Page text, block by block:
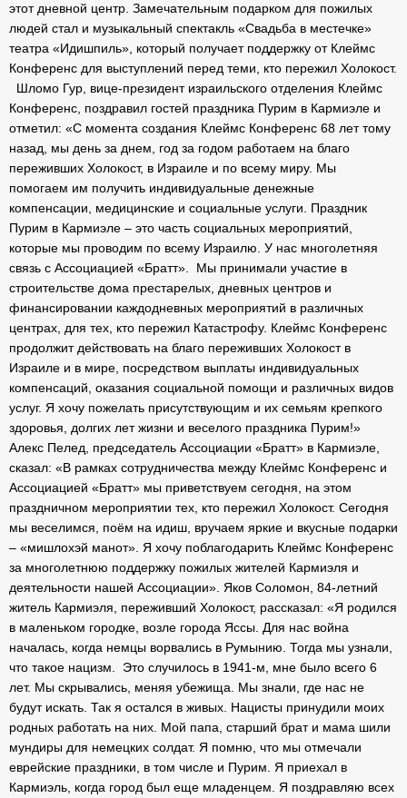
этот дневной центр. Замечательным подарком для пожилых
людей стал и музыкальный спектакль «Свадьба в местечке»
театра «Идишпиль», который получает поддержку от Клеймс
Конференс для выступлений перед теми, кто пережил Холокост.
Шломо Гур, вице-президент израильского отделения Клеймс
Конференс, поздравил гостей праздника Пурим в Кармиэле и
отметил: «С момента создания Клеймс Конференс 68 лет тому
назад, мы день за днем, год за годом работаем на благо
переживших Холокост, в Израиле и по всему миру. Мы
помогаем им получить индивидуальные денежные
компенсации, медицинские и социальные услуги. Праздник
Пурим в Кармиэле – это часть социальных мероприятий,
которые мы проводим по всему Израилю. У нас многолетняя
связь с Ассоциацией «Братт». Мы принимали участие в
строительстве дома престарелых, дневных центров и
финансировании каждодневных мероприятий в различных
центрах, для тех, кто пережил Катастрофу. Клеймс Конференс
продолжит действовать на благо переживших Холокост в
Израиле и в мире, посредством выплаты индивидуальных
компенсаций, оказания социальной помощи и различных видов
услуг. Я хочу пожелать присутствующим и их семьям крепкого
здоровья, долгих лет жизни и веселого праздника Пурим!»
Алекс Пелед, председатель Ассоциации «Братт» в Кармиэле,
сказал: «В рамках сотрудничества между Клеймс Конференс и
Ассоциацией «Братт» мы приветствуем сегодня, на этом
праздничном мероприятии тех, кто пережил Холокост. Сегодня
мы веселимся, поём на идиш, вручаем яркие и вкусные подарки
– «мишлохэй манот». Я хочу поблагодарить Клеймс Конференс
за многолетнюю поддержку пожилых жителей Кармиэля и
деятельности нашей Ассоциации». Яков Соломон, 84-летний
житель Кармиэля, переживший Холокост, рассказал: «Я родился
в маленьком городке, возле города Яссы. Для нас война
началась, когда немцы ворвались в Румынию. Тогда мы узнали,
что такое нацизм. Это случилось в 1941-м, мне было всего 6
лет. Мы скрывались, меняя убежища. Мы знали, где нас не
будут искать. Так я остался в живых. Нацисты принудили моих
родных работать на них. Мой папа, старший брат и мама шили
мундиры для немецких солдат. Я помню, что мы отмечали
еврейские праздники, в том числе и Пурим. Я приехал в
Кармиэль, когда город был еще младенцем. Я поздравляю всех